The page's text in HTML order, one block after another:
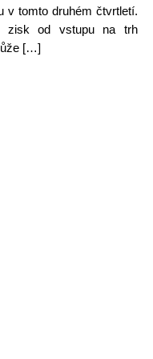
v tomto druhém čtvrtletí.
zisk od vstupu na trh
[…]